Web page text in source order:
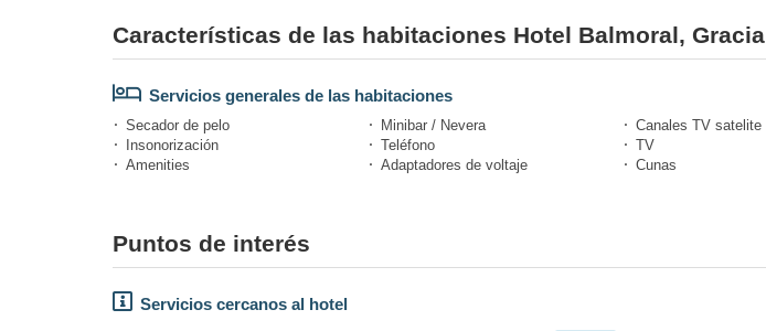
Características de las habitaciones Hotel Balmoral, Gracia
Servicios generales de las habitaciones
Secador de pelo Minibar / Nevera Canales TV satelite
Insonorización
Teléfono TV
Amenities
Adaptadores de voltaje Cunas
Puntos de interés
Servicios cercanos al hotel